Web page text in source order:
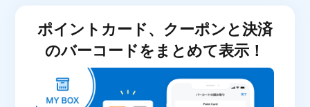
ポイントカード、クーポンと決済
のバーコードをまとめて表示！